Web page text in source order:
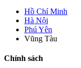
Hồ Chí Minh
Hà Nội
Phú Yên
Vũng Tàu
Chính sách